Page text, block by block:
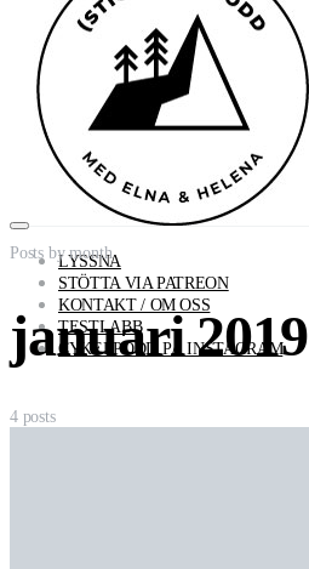
LYSSNA
STÖTTA VIA PATREON
KONTAKT / OM OSS
TESTLABB
CYKELPODD PÅ INSTAGRAM
Posts by month
januari 2019
4 posts